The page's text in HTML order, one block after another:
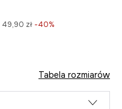
49,90 zł -40%
Tabela rozmiarów